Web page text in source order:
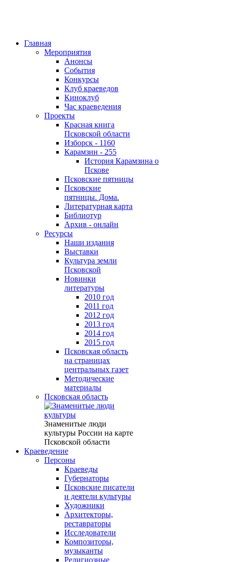
Главная
Мероприятия
Анонсы
События
Конкурсы
Клуб краеведов
Киноклуб
Час краеведения
Проекты
Красная книга
Псковской области
Изборск - 1160
Карамзин - 255
История Карамзина о
Пскове
Псковские пятницы
Псковские
пятницы. Дома.
Литературная карта
Библиотур
Архив - онлайн
Ресурсы
Наши издания
Выставки
Культура земли
Псковской
Новинки
литературы
2010 год
2011 год
2012 год
2013 год
2014 год
2015 год
Псковская область
на страницах
центральных газет
Методические
материалы
Псковская область
Знаменитые люди
культуры России на карте
Псковской области
Краеведение
Персоны
Краеведы
Губернаторы
Псковские писатели
и деятели культуры
Художники
Архитекторы,
реставраторы
Исследователи
Композиторы,
музыканты
Религиозные